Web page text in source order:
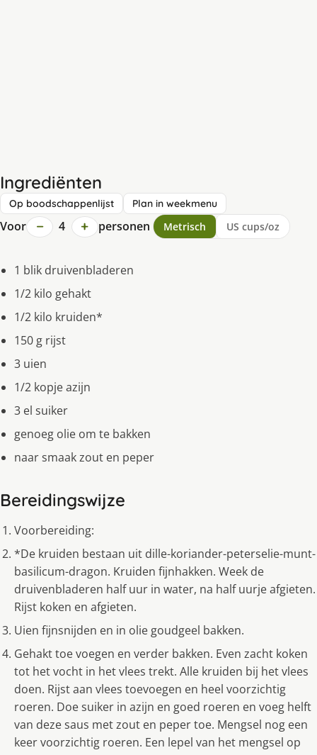
Ingrediënten
Op boodschappenlijst Plan in weekmenu
Voor − 4 + personen Metrisch US cups/oz
1 blik druivenbladeren
1/2 kilo gehakt
1/2 kilo kruiden*
150 g rijst
3 uien
1/2 kopje azijn
3 el suiker
genoeg olie om te bakken
naar smaak zout en peper
Bereidingswijze
Voorbereiding:
*De kruiden bestaan uit dille-koriander-peterselie-munt-
basilicum-dragon. Kruiden fijnhakken. Week de
druivenbladeren half uur in water, na half uurje afgieten.
Rijst koken en afgieten.
Uien fijnsnijden en in olie goudgeel bakken.
Gehakt toe voegen en verder bakken. Even zacht koken
tot het vocht in het vlees trekt. Alle kruiden bij het vlees
doen. Rijst aan vlees toevoegen en heel voorzichtig
roeren. Doe suiker in azijn en goed roeren en voeg helft
van deze saus met zout en peper toe. Mengsel nog een
keer voorzichtig roeren. Een lepel van het mengsel op